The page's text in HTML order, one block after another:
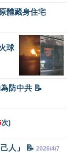
體藏身住宅
球
防中共 📝
次)
人」 📝 2026/4/7